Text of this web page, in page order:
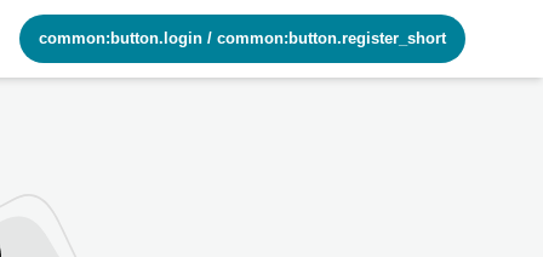
common:button.login / common:button.register_short